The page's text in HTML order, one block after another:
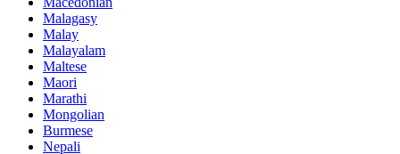
Malagasy
Malay
Malayalam
Maltese
Maori
Marathi
Mongolian
Burmese
Nepali